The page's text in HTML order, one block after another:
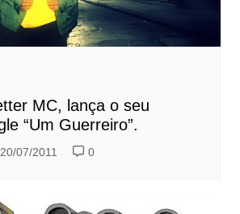
MC, lança o seu
“Um Guerreiro”.
20/07/2011 0